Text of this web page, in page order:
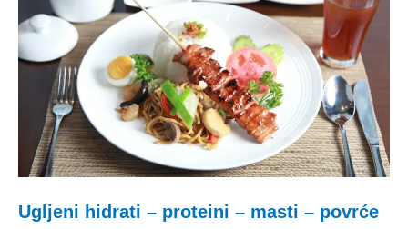
Ugljeni hidrati – proteini – masti – povrće